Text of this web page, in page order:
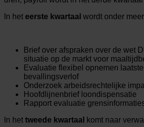
In het eerste kwartaal wordt onder
Brief over afspraken over de wet
situatie op de markt voor
Evaluatie flexibel opnemen laatste
bevallingsverlof
Onderzoek arbeidsrechtelijke
Hoofdlijnenbrief loondispensatie
Rapport evaluatie
In het tweede kwartaal komt naar